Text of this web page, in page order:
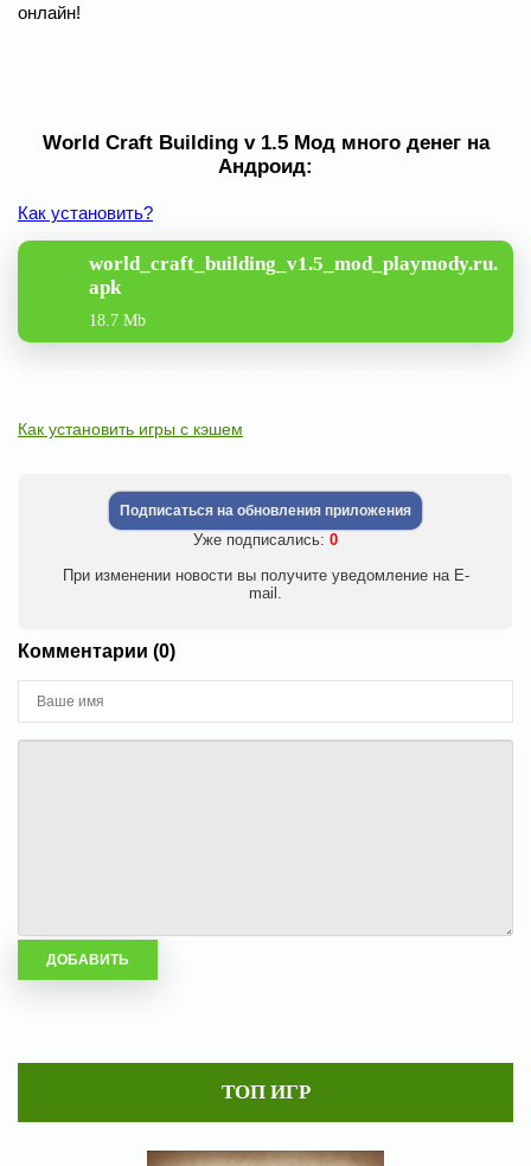
онлайн!
World Craft Building v 1.5 Мод много денег на
Андроид:
Как установить?
world_craft_building_v1.5_mod_playmody.ru.
apk
18.7 Mb
Как установить игры с кэшем
Подписаться на обновления приложения
Уже подписались: 0
При изменении новости вы получите уведомление на E-
mail.
Комментарии (0)
ТОП ИГР